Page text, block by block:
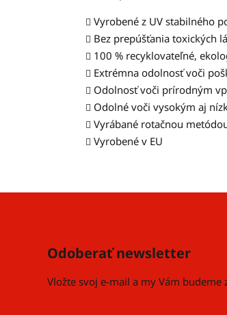
Vyrobené z UV stabilného
Bez prepúšťania toxických
100 % recyklovateľné,
Extrémna odolnosť voči
Odolnosť voči prírodným
Odolné voči vysokým aj
Vyrábané rotačnou
Vyrobené v EU
Odoberať newsletter
Vložte svoj e-mail a my Vám